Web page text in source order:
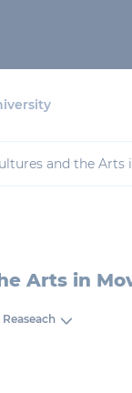
and the Arts
Arts in
Reaseach